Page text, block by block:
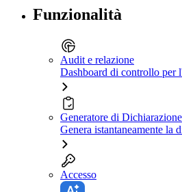
Funzionalità
Audit e relazione
Dashboard di controllo per
Generatore di
Genera istantaneamente la
Accesso